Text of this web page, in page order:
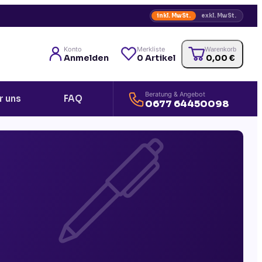
inkl. MwSt. exkl. MwSt.
Konto
Anmelden
Merkliste
0 Artikel
Warenkorb
0,00 €
uns FAQ Beratung & Angebot
0677 64450098